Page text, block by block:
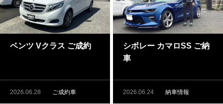
ベンツ Vクラス ご成約
2026.06.28 ご成約車
シボレー カマロSS ご納
車
2026.06.24 納車情報